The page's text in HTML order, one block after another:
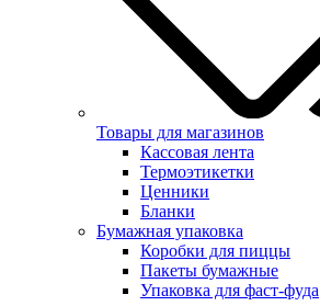
Товары для магазинов
Кассовая лента
Термоэтикетки
Ценники
Бланки
Бумажная упаковка
Коробки для пиццы
Пакеты бумажные
Упаковка для фаст-фуда